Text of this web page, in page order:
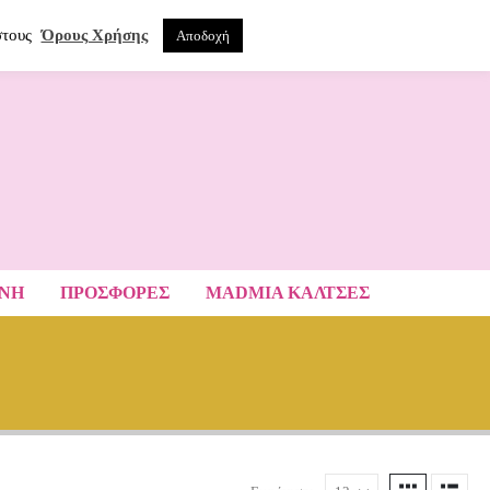
ΠΡΟΣΦΟΡΕΣ MADMIA ΚΆΛΤΣΕΣ
Όρους Χρήσης Αποδοχή